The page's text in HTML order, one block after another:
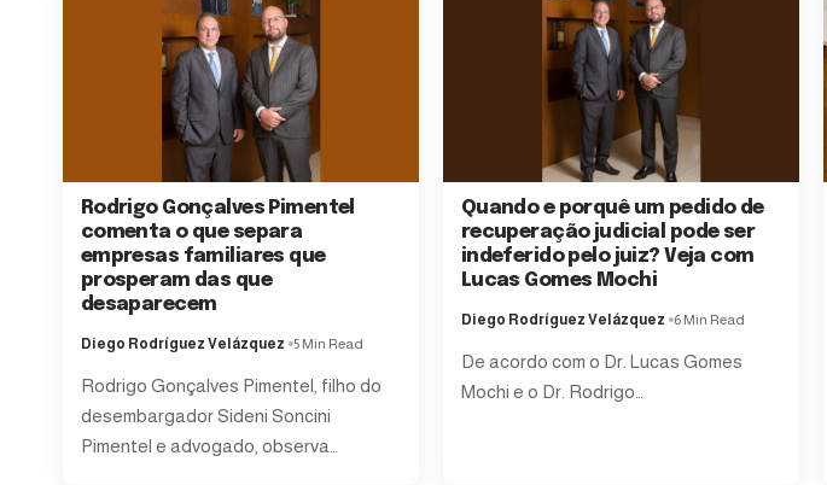
Rodrigo Gonçalves Pimentel
comenta o que separa
empresas familiares que
prosperam das que
desaparecem
Diego Rodríguez Velázquez 5 Min Read
Rodrigo Gonçalves Pimentel, filho do
desembargador Sideni Soncini
Pimentel e advogado, observa…
Quando e porquê um pedido de
recuperação judicial pode ser
indeferido pelo juiz? Veja com
Lucas Gomes Mochi
Diego Rodríguez Velázquez 6 Min Read
De acordo com o Dr. Lucas Gomes
Mochi e o Dr. Rodrigo…